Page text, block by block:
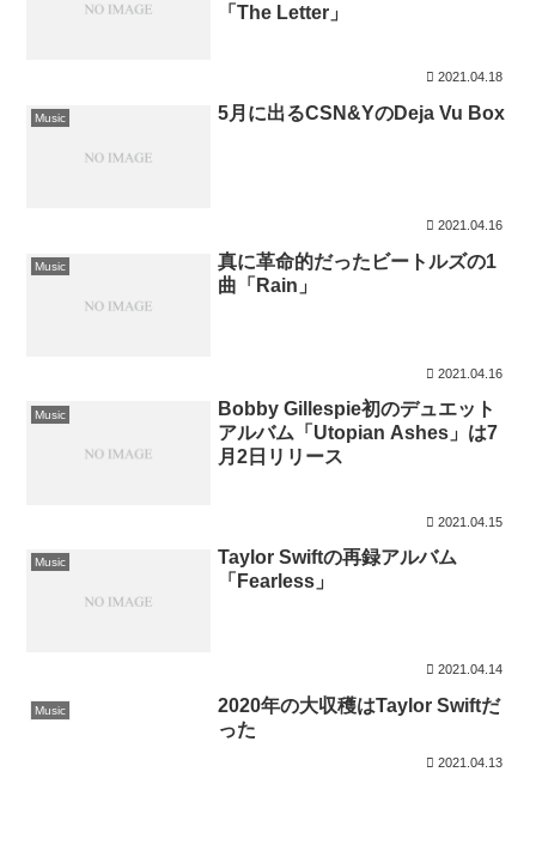
「The Letter」
2021.04.18
Music 5月に出るCSN&YのDeja Vu Box
2021.04.16
Music
真に革命的だったビートルズの1
曲「Rain」
2021.04.16
Music
Bobby Gillespie初のデュエット
アルバム「Utopian Ashes」は7
月2日リリース
2021.04.15
Music
Taylor Swiftの再録アルバム
「Fearless」
2021.04.14
Music
2020年の大収穫はTaylor Swiftだ
った
2021.04.13